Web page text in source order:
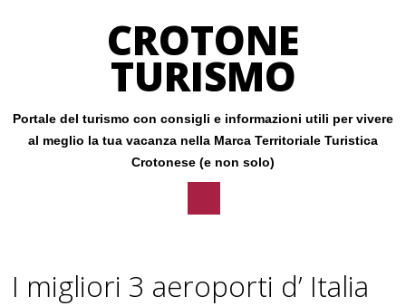
CROTONE
TURISMO
Portale del turismo con consigli e informazioni utili per vivere
al meglio la tua vacanza nella Marca Territoriale Turistica
Crotonese (e non solo)
I migliori 3 aeroporti d’ Italia